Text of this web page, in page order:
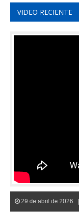
VIDEO RECIENTE
29 de abril de 2026 |